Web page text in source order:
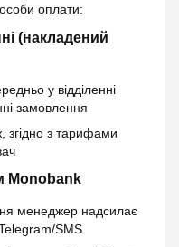
оплати:
(накладений
у відділенні
замовлення
згідно з тарифами
Monobank
менеджер надсилає
SMS